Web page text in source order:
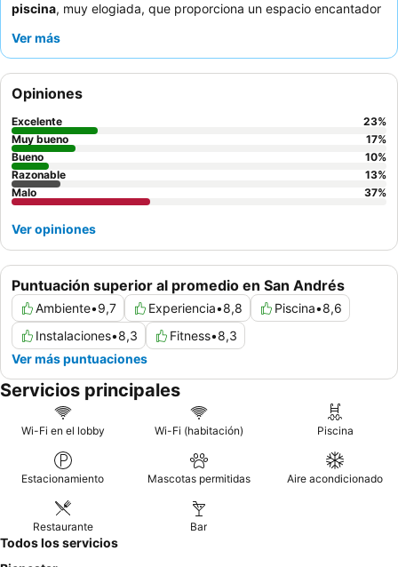
piscina, muy elogiada, que proporciona un espacio encantador
constantemente la
tranquila, considere solicitar una habitación con vistas al jardín
para minimizar cualquier posible ruido.
Ver más
Puntuación superior al promedio en San Andrés
Ambiente•9,7 Experiencia•8,8 Piscina•8,6
Instalaciones•8,3 Fitness•8,3
Ver más puntuaciones
Opiniones
Excelente 23%
Muy bueno
17%
Bueno
10%
Razonable
13%
Malo
37%
Ver opiniones
Servicios principales
Wi-Fi en el lobby Wi-Fi (habitación) Piscina
Estacionamiento Mascotas permitidas Aire acondicionado
Restaurante Bar
Todos los servicios